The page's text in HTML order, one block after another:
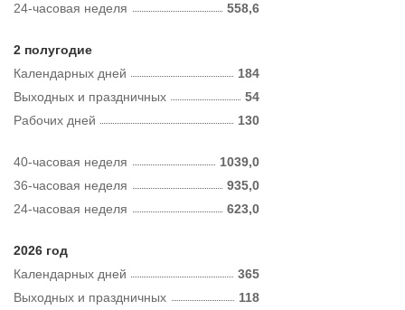
24-часовая неделя
558,6
2 полугодие
Календарных дней
184
Рабочих дней 130
Выходных и праздничных 54
40-часовая неделя
1039,0
36-часовая неделя
935,0
24-часовая неделя
623,0
2026 год
Календарных дней
365
Выходных и праздничных 118